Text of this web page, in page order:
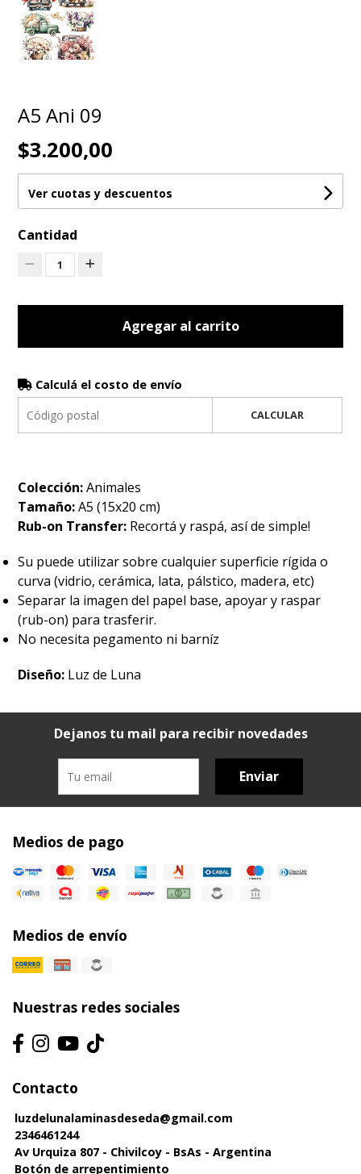
A5 Ani 09
$3.200,00
Ver cuotas y descuentos
Cantidad
1
Agregar al carrito
Calculá el costo de envío
CALCULAR
Colección:Animales
Tamaño:A5 (15x20 cm)
Rub-on Transfer: Recortá y raspá, así de simple!
Su puede utilizar sobre cualquier superficie rígida o
curva (vidrio, cerámica, lata, pálstico, madera, etc)
Separar la imagen del papel base, apoyar y raspar
(rub-on) para trasferir.
No necesita pegamento ni barníz
Diseño: Luz de Luna
Dejanos tu mail para recibir novedades
Enviar
Medios de pago
Medios de envío
Nuestras redes sociales
Contacto
luzdelunalaminasdeseda@gmail.com
2346461244
Av Urquiza 807 - Chivilcoy - BsAs - Argentina
Botón de arrepentimiento